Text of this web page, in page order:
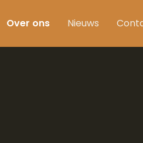
Over ons Nieuws